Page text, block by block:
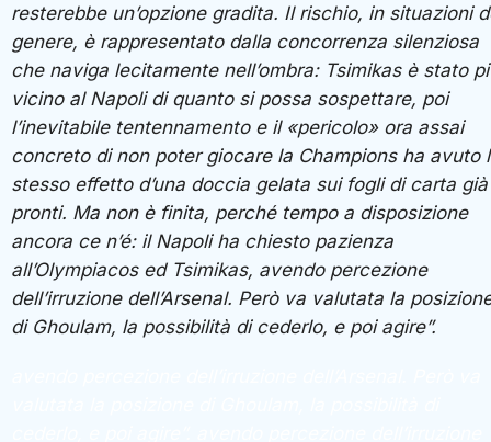
resterebbe un’opzione gradita. Il rischio, in situazioni
genere, è rappresentato dalla concorrenza silenziosa
che naviga lecitamente nell’ombra: Tsimikas è stato
vicino al Napoli di quanto si possa sospettare, poi
l’inevitabile tentennamento e il «pericolo» ora assai
concreto di non poter giocare la Champions ha avuto
stesso effetto d’una doccia gelata sui fogli di carta già
pronti. Ma non è finita, perché tempo a disposizione
ancora ce n’é: il Napoli ha chiesto pazienza
all’Olympiacos ed Tsimikas, avendo percezione
dell’irruzione dell’Arsenal. Però va valutata la
di Ghoulam, la possibilità di cederlo, e poi agire”.